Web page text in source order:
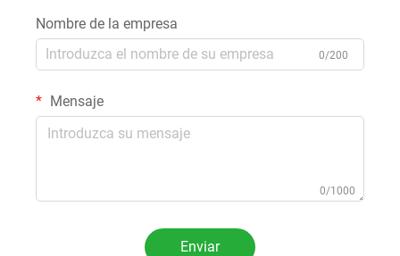
Nombre de la empresa
0/200
Mensaje
0/1000
Enviar